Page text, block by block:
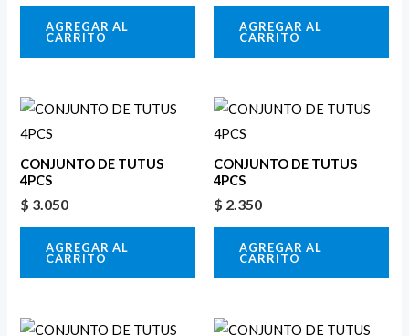
AGREGAR AL
CARRITO
AGREGAR AL
CARRITO
CONJUNTO DE TUTUS
4PCS
$ 3.050
AGREGAR AL
CARRITO
CONJUNTO DE TUTUS
4PCS
$ 2.350
AGREGAR AL
CARRITO